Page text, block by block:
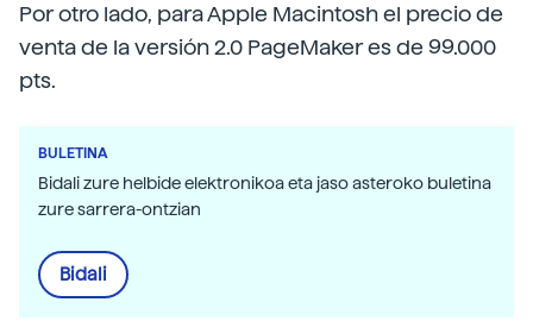
Por otro lado, para Apple Macintosh el precio de
venta de la versión 2.0 PageMaker es de 99.000
pts.
BULETINA
Bidali zure helbide elektronikoa eta jaso asteroko buletina
zure sarrera-ontzian
Bidali